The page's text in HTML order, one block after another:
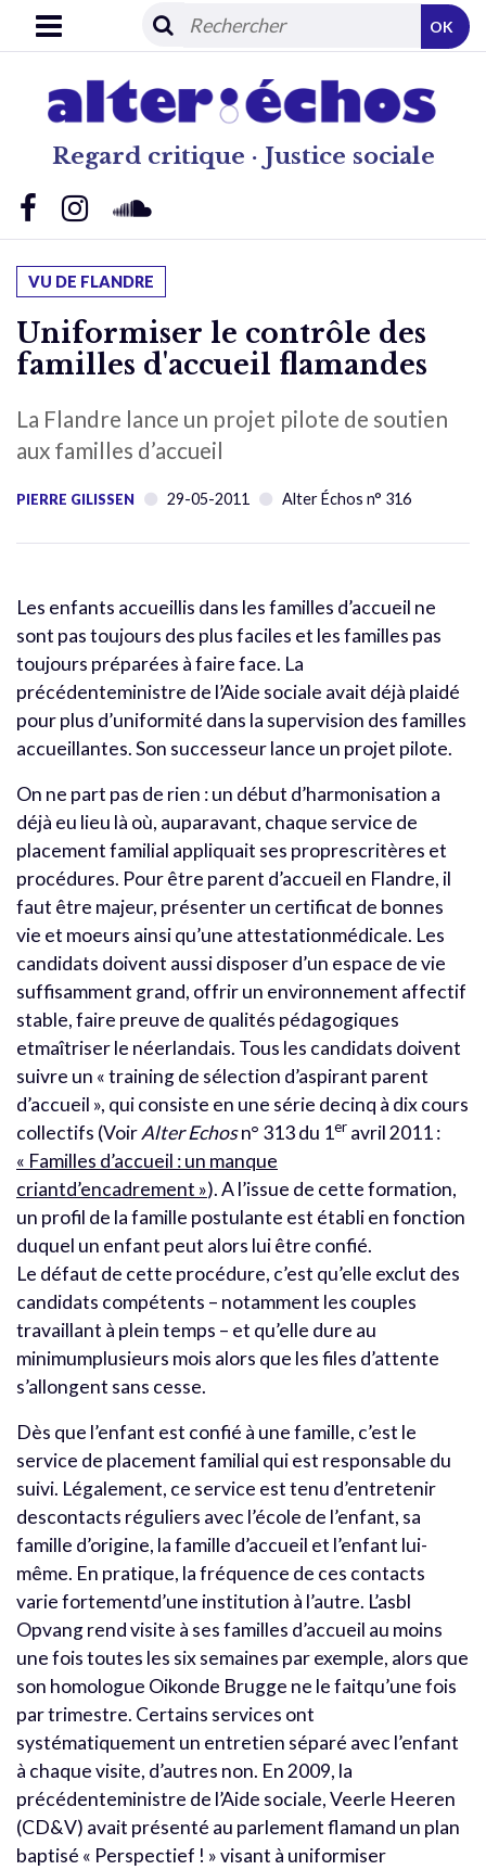
Regard critique · Justice sociale
OK
VU DE FLANDRE
Uniformiser le contrôle des
familles d'accueil flamandes
La Flandre lance un projet pilote de soutien
aux familles d’accueil
PIERRE GILISSEN 29-05-2011 Alter Échos n° 316
Les enfants accueillis dans les familles d’accueil ne
sont pas toujours des plus faciles et les familles pas
toujours préparées à faire face. La
précédenteministre de l’Aide sociale avait déjà plaidé
pour plus d’uniformité dans la supervision des familles
accueillantes. Son successeur lance un projet pilote.
On ne part pas de rien : un début d’harmonisation a
déjà eu lieu là où, auparavant, chaque service de
placement familial appliquait ses proprescritères et
procédures. Pour être parent d’accueil en Flandre, il
faut être majeur, présenter un certificat de bonnes
vie et moeurs ainsi qu’une attestationmédicale. Les
candidats doivent aussi disposer d’un espace de vie
suffisamment grand, offrir un environnement affectif
stable, faire preuve de qualités pédagogiques
etmaîtriser le néerlandais. Tous les candidats doivent
suivre un « training de sélection d’aspirant parent
d’accueil », qui consiste en une série decinq à dix cours
collectifs (VoirAlter Echosn° 313 du 1er avril 2011 :
« Familles d’accueil : un manque
criantd’encadrement »). A l’issue de cette formation,
un profil de la famille postulante est établi en fonction
duquel un enfant peut alors lui être confié.
Le défaut de cette procédure, c’est qu’elle exclut des
candidats compétents – notamment les couples
travaillant à plein temps – et qu’elle dure au
minimumplusieurs mois alors que les files d’attente
s’allongent sans cesse.
Dès que l’enfant est confié à une famille, c’est le
service de placement familial qui est responsable du
suivi. Légalement, ce service est tenu d’entretenir
descontacts réguliers avec l’école de l’enfant, sa
famille d’origine, la famille d’accueil et l’enfant lui-
même. En pratique, la fréquence de ces contacts
varie fortementd’une institution à l’autre. L’asbl
Opvang rend visite à ses familles d’accueil au moins
une fois toutes les six semaines par exemple, alors que
son homologue Oikonde Brugge ne le faitqu’une fois
par trimestre. Certains services ont
systématiquement un entretien séparé avec l’enfant
à chaque visite, d’autres non. En 2009, la
précédenteministre de l’Aide sociale, Veerle Heeren
(CD&V) avait présenté au parlement flamand un plan
baptisé « Perspectief ! » visant à uniformiser